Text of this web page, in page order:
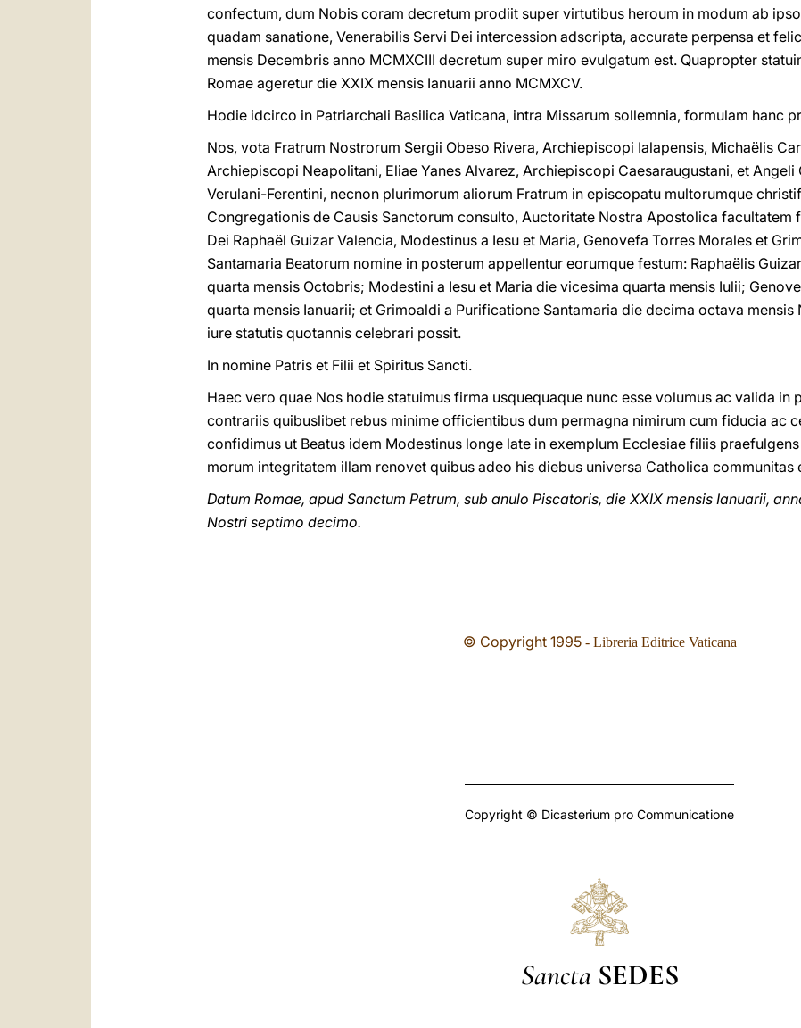
confectum, dum Nobis coram decretum prodiit super virtutibus heroum in modum ab
quadam sanatione, Venerabilis Servi Dei intercession adscripta, accurate perpensa et
mensis Decembris anno MCMXCIII decretum super miro evulgatum est. Quapropter
Romae ageretur die XXIX mensis Ianuarii anno MCMXCV.
Hodie idcirco in Patriarchali Basilica Vaticana, intra Missarum sollemnia, formulam hanc
Nos, vota Fratrum Nostrorum Sergii Obeso Rivera, Archiepiscopi Ialapensis, Michaëlis
Archiepiscopi Neapolitani, Eliae Yanes Alvarez, Archiepiscopi Caesaraugustani, et Angeli
Verulani-Ferentini, necnon plurimorum aliorum Fratrum in episcopatu multorumque
Congregationis de Causis Sanctorum consulto, Auctoritate Nostra Apostolica facultatem
Dei Raphaël Guizar Valencia, Modestinus a Iesu et Maria, Genovefa Torres Morales et
Santamaria Beatorum nomine in posterum appellentur eorumque festum: Raphaëlis
quarta mensis Octobris; Modestini a Iesu et Maria die vicesima quarta mensis Iulii;
quarta mensis Ianuarii; et Grimoaldi a Purificatione Santamaria die decima octava
iure statutis quotannis celebrari possit.
In nomine Patris et Filii et Spiritus Sancti.
Haec vero quae Nos hodie statuimus firma usquequaque nunc esse volumus ac valida in
contrariis quibuslibet rebus minime officientibus dum permagna nimirum cum fiducia ac
confidimus ut Beatus idem Modestinus longe late in exemplum Ecclesiae filiis
morum integritatem illam renovet quibus adeo his diebus universa Catholica communitas
Datum Romae, apud Sanctum Petrum, sub anulo Piscatoris, die XXIX mensis Ianuarii,
Nostri septimo decimo.
© Copyright 1995- Libreria Editrice Vaticana
Copyright © Dicasterium pro Communicatione
Sancta SEDES